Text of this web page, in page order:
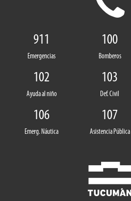
911
Emergencias
100
Bomberos
102
Ayuda al niño
103
Def. Civil
106
Emerg. Náutica
107
Asistencia Pública